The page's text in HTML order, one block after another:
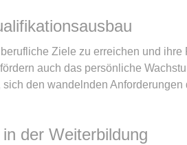
Ziele zu erreichen und
auch das persönliche
den wandelnden
der Weiterbildung